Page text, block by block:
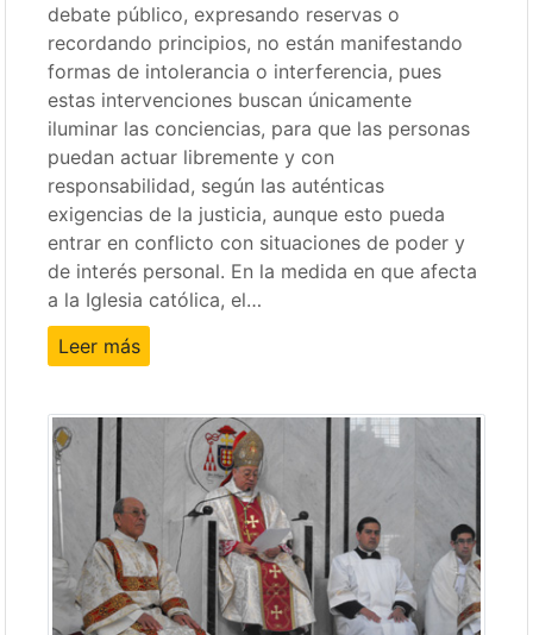
debate público, expresando reservas o
recordando principios, no están manifestando
formas de intolerancia o interferencia, pues
estas intervenciones buscan únicamente
iluminar las conciencias, para que las personas
puedan actuar libremente y con
responsabilidad, según las auténticas
exigencias de la justicia, aunque esto pueda
entrar en conflicto con situaciones de poder y
de interés personal. En la medida en que afecta
a la Iglesia católica, el…
Leer más